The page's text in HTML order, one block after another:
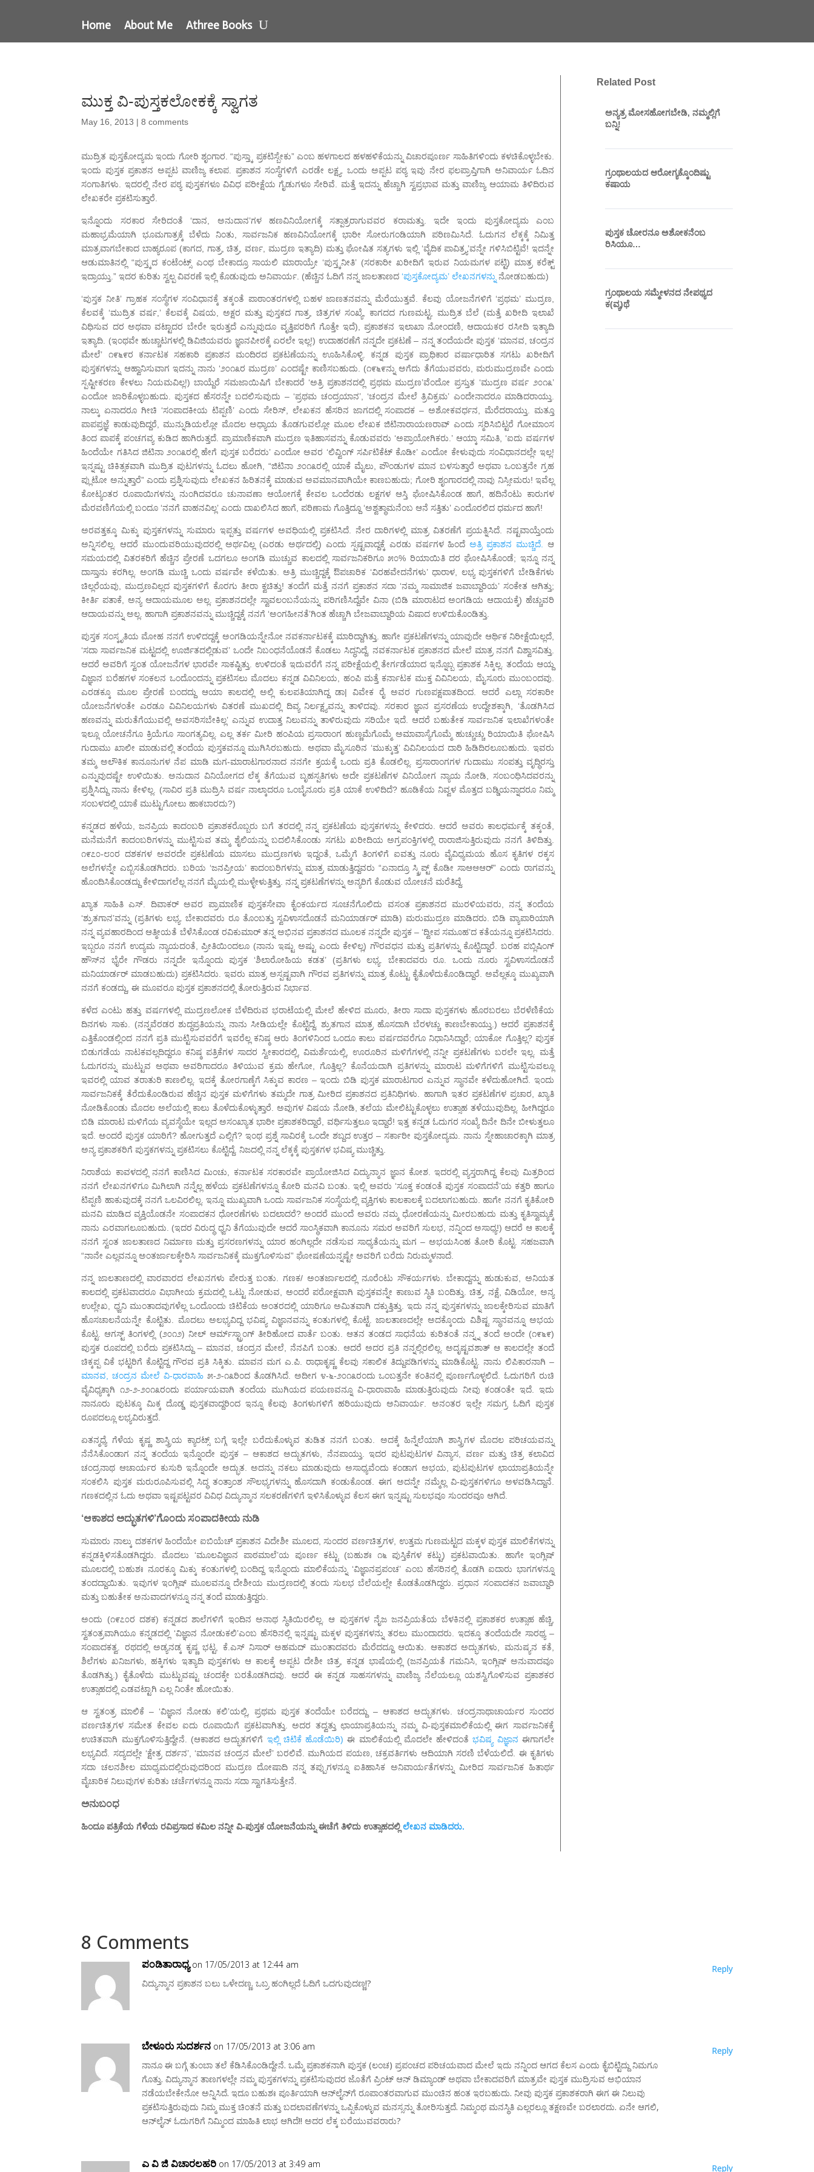
Home About Me Athree Books
ಮುಕ್ತ ವಿ-ಪುಸ್ತಕಲೋಕಕ್ಕೆ ಸ್ವಾಗತ
May 16, 2013 |8 comments
ಮುದ್ರಿತ ಪುಸ್ತಕೋದ್ಯಮ ಇಂದು ಗೋರಿ ಶೃಂಗಾರ. “ಪುಸ್ತ್ಕಾ ಪ್ರಕಟಿಸ್ಬೇಕು” ಎಂಬ ಹಳಗಾಲದ ಹಳಹಳಿಕೆಯನ್ನು ವಿಚಾರಪೂರ್ಣ ಸಾಹಿತಿಗಳಿಂದು ಕಳಚಿಕೊಳ್ಳಬೇಕು.
ಇಂದು ಪುಸ್ತಕ ಪ್ರಕಾಶನ ಅಪ್ಪಟ ವಾಣಿಜ್ಯ ಕಲಾಪ. ಪ್ರಕಾಶನ ಸಂಸ್ಥೆಗಳಿಗೆ ಎರಡೇ ಲಕ್ಷ್ಯ. ಒಂದು ಅಪ್ಪಟ ಪಠ್ಯ ಇವು ನೇರ ಫಲಪ್ರಾಪ್ತಿಗಾಗಿ ಅನಿವಾರ್ಯ ಓದಿನ
ಸಂಗಾತಿಗಳು. ಇದರಲ್ಲಿ ನೇರ ಪಠ್ಯ ಪುಸ್ತಕಗಳೂ ವಿವಿಧ ಪರೀಕ್ಷೆಯ ಗೈಡುಗಳೂ ಸೇರಿವೆ. ಮತ್ತೆ ಇದನ್ನು ಹೆಚ್ಚಾಗಿ ಸ್ವಪ್ರಭಾವ ಮತ್ತು ವಾಣಿಜ್ಯ ಆಯಾಮ ತಿಳಿದಿರುವ
ಲೇಖಕರೇ ಪ್ರಕಟಿಸುತ್ತಾರೆ.
ಇನ್ನೊಂದು ಸರಕಾರ ಸೇರಿದಂತೆ ‘ದಾನ, ಅನುದಾನ’ಗಳ ಹಣವಿನಿಯೋಗಕ್ಕೆ ಸತ್ಪಾತ್ರರಾಗುವವರ ಕರಾಮತ್ತು. ಇದೇ ಇಂದು ಪುಸ್ತಕೋದ್ಯಮ ಎಂಬ
ಮಹಾಭ್ರಮೆಯಾಗಿ ಭೂಮಗಾತ್ರಕ್ಕೆ ಬೆಳೆದು ನಿಂತು, ಸಾರ್ವಜನಿಕ ಹಣವಿನಿಯೋಗಕ್ಕೆ ಭಾರೀ ಸೋರುಗಂಡಿಯಾಗಿ ಪರಿಣಮಿಸಿದೆ. ಓದುಗನ ಲೆಕ್ಕಕ್ಕೆ ನಿಮಿತ್ತ
ಮಾತ್ರವಾಗಬೇಕಾದ ಬಾಹ್ಯರೂಪ (ಕಾಗದ, ಗಾತ್ರ, ಚಿತ್ರ, ವರ್ಣ, ಮುದ್ರಣ ಇತ್ಯಾದಿ) ಮತ್ತು ಘೋಷಿತ ಸತ್ಯಗಳು ಇಲ್ಲಿ ‘ವೈದಿಕ ಪಾವಿತ್ರ್ಯ’ವನ್ನೇ ಗಳಿಸಿಬಿಟ್ಟಿವೆ! ಇದನ್ನೇ
ಆಡುಮಾತಿನಲ್ಲಿ “ಪುಸ್ತ್ಕದ ಕಂಟೆಂಟ್ಸ್ ಎಂಥ ಬೇಕಾದ್ರೂ ಸಾಯಲಿ ಮಾರಾಯ್ರೇ ‘ಪುಸ್ತ್ಕನೀತಿ’ (ಸರಕಾರೀ ಖರೀದಿಗೆ ಇರುವ ನಿಯಮಗಳ ಪಟ್ಟಿ) ಮಾತ್ರ ಕರೆಕ್ಟ್
ಇದ್ರಾಯ್ತು.” ಇದರ ಕುರಿತು ಸ್ವಲ್ಪ ವಿವರಣೆ ಇಲ್ಲಿ ಕೊಡುವುದು ಅನಿವಾರ್ಯ. (ಹೆಚ್ಚಿನ ಓದಿಗೆ ನನ್ನ ಜಾಲತಾಣದ ‘ಪುಸ್ತಕೋದ್ಯಮ’ ಲೇಖನಗಳನ್ನು ನೋಡಬಹುದು)
‘ಪುಸ್ತಕ ನೀತಿ’ ಗ್ರಾಹಕ ಸಂಸ್ಥೆಗಳ ಸಂವಿಧಾನಕ್ಕೆ ತಕ್ಕಂತೆ ಪಾಠಾಂತರಗಳಲ್ಲಿ ಬಹಳ ಜಾಣತನವನ್ನು ಮೆರೆಯುತ್ತವೆ. ಕೆಲವು ಯೋಜನೆಗಳಿಗೆ ‘ಪ್ರಥಮ’ ಮುದ್ರಣ,
ಕೆಲವಕ್ಕೆ ‘ಮುದ್ರಿತ ವರ್ಷ,’ ಕೆಲವಕ್ಕೆ ವಿಷಯ, ಅಕ್ಷರ ಮತ್ತು ಪುಸ್ತಕದ ಗಾತ್ರ, ಚಿತ್ರಗಳ ಸಂಖ್ಯೆ, ಕಾಗದದ ಗುಣಮಟ್ಟ, ಮುದ್ರಿತ ಬೆಲೆ (ಮತ್ತೆ ಖರೀದಿ ಇಲಾಖೆ
ವಿಧಿಸುವ ದರ ಅಥವಾ ವಟ್ಟಾದರ ಬೇರೇ ಇರುತ್ತದೆ ಎನ್ನುವುದೂ ವೃತ್ತಿಪರರಿಗೆ ಗೊತ್ತೇ ಇದೆ), ಪ್ರಕಾಶಕನ ಇಲಾಖಾ ನೋಂದಣಿ, ಆದಾಯಕರ ರಸೀದಿ ಇತ್ಯಾದಿ
ಇತ್ಯಾದಿ. (ಇಂಥವೇ ಹುಚ್ಚಾಟಗಳಲ್ಲಿ ಡಿವಿಜಿಯವರು ಜ್ಞಾನಪೀಠಕ್ಕೆ ಏರಲೇ ಇಲ್ಲ!) ಉದಾಹರಣೆಗೆ ನನ್ನದೇ ಪ್ರಕಟಣೆ – ನನ್ನ ತಂದೆಯದೇ ಪುಸ್ತಕ ‘ಮಾನವ, ಚಂದ್ರನ
ಮೇಲೆ’ ೧೯೬೯ರ ಕರ್ನಾಟಕ ಸಹಕಾರಿ ಪ್ರಕಾಶನ ಮಂದಿರದ ಪ್ರಕಟಣೆಯನ್ನು ಊಹಿಸಿಕೊಳ್ಳಿ. ಕನ್ನಡ ಪುಸ್ತಕ ಪ್ರಾಧಿಕಾರ ವರ್ಷಾಧಾರಿತ ಸಗಟು ಖರೀದಿಗೆ
ಪುಸ್ತಕಗಳನ್ನು ಆಹ್ವಾನಿಸುವಾಗ ಇದನ್ನು ನಾನು ‘೨೦೧೩ರ ಮುದ್ರಣ’ ಎಂದಷ್ಟೇ ಕಾಣಿಸಬಹುದು. (೧೯೬೯ನ್ನು ಅಗೆದು ತೆಗೆಯುವವರು, ಮರುಮುದ್ರಣವೇ ಎಂದು
ಸ್ಪಷ್ಟೀಕರಣ ಕೇಳಲು ನಿಯಮವಿಲ್ಲ!) ಬಾಯ್ದೆರೆ ಸಮಜಾಯಿಷಿಗೆ ಬೇಕಾದರೆ ‘ಅತ್ರಿ ಪ್ರಕಾಶನದಲ್ಲಿ ಪ್ರಥಮ ಮುದ್ರಣ’ವೆಂದೋ ಪ್ರಸ್ತುತ ‘ಮುದ್ರಣ ವರ್ಷ ೨೦೧೩’
ಎಂದೋ ಜಾರಿಕೊಳ್ಳಬಹುದು. ಪುಸ್ತಕದ ಹೆಸರನ್ನೇ ಬದಲಿಸುವುದು – ‘ಪ್ರಥಮ ಚಂದ್ರಯಾನ’, ‘ಚಂದ್ರನ ಮೇಲೆ ತ್ರಿವಿಕ್ರಮ’ ಎಂದೇನಾದರೂ ಮಾಡಿದರಾಯ್ತು.
ನಾಲ್ಕು ಏನಾದರೂ ಗೀಚಿ ‘ಸಂಪಾದಕೀಯ ಟಿಪ್ಪಣಿ’ ಎಂದು ಸೇರಿಸ್, ಲೇಖಕನ ಹೆಸರಿನ ಜಾಗದಲ್ಲಿ ಸಂಪಾದಕ – ಅಶೋಕವರ್ಧನ, ಮೆರೆದರಾಯ್ತು. ಮತ್ತೂ
ಪಾಪಪ್ರಜ್ಞೆ ಕಾಡುವುದಿದ್ದರೆ, ಮುನ್ನುಡಿಯಲ್ಲೋ ಮೊದಲ ಅಧ್ಯಾಯ ತೊಡಗುವಲ್ಲೋ ಮೂಲ ಲೇಖಕ ಜಿಟಿನಾರಾಯಣರಾವ್ ಎಂದು ಸ್ಮರಿಸಿಬಿಟ್ಟರೆ ಗೋಮಾಂಸ
ತಿಂದ ಪಾಪಕ್ಕೆ ಪಂಚಗವ್ಯ ಕುಡಿದ ಹಾಗಿರುತ್ತದೆ. ಪ್ರಾಮಾಣಿಕವಾಗಿ ಮುದ್ರಣ ಇತಿಹಾಸವನ್ನು ಕೊಡುವವರು ‘ಅಪ್ರಾಯೋಗಿಕರು.’ ಆಯ್ಕಾ ಸಮಿತಿ, ‘ಐದು ವರ್ಷಗಳ
ಹಿಂದೆಯೇ ಗತಿಸಿದ ಜಿಟಿನಾ ೨೦೧೩ರಲ್ಲಿ ಹೇಗೆ ಪುಸ್ತಕ ಬರೆದರು’ ಎಂದೋ ಅವರ ‘ಲಿವ್ವಿಂಗ್ ಸರ್ಪಿಟಿಕೆಟ್ ಕೊಡೀ’ ಎಂದೋ ಕೇಳುವುದು ಸಂವಿಧಾನದಲ್ಲೇ ಇಲ್ಲ!
ಇನ್ನಷ್ಟು ಚಿಕಿತ್ಸಕವಾಗಿ ಮುದ್ರಿತ ಪುಟಗಳನ್ನು ಓದಲು ಹೋಗಿ, “ಜಿಟಿನಾ ೨೦೧೩ರಲ್ಲಿ ಯಾಕೆ ಮೈಲು, ಪೌಂಡುಗಳ ಮಾನ ಬಳಸುತ್ತಾರೆ ಅಥವಾ ಒಂಬತ್ತನೇ ಗ್ರಹ
ಪ್ಲುಟೋ ಅನ್ನುತ್ತಾರೆ” ಎಂದು ಪ್ರಶ್ನಿಸುವುದು ಲೇಖಕನ ಹಿರಿತನಕ್ಕೆ ಮಾಡುವ ಅವಮಾನವಾಗಿಯೇ ಕಾಣಬಹುದು; ಗೋರಿ ಶೃಂಗಾರದಲ್ಲಿ ನಾವು ನಿಸ್ಸೀಮರು! ಇವೆಲ್ಲ
ಕೋಟ್ಯಂತರ ರೂಪಾಯಿಗಳನ್ನು ನುಂಗಿದವರೂ ಚುನಾವಣಾ ಆಯೋಗಕ್ಕೆ ಕೇವಲ ಒಂದೆರಡು ಲಕ್ಷಗಳ ಆಸ್ತಿ ಘೋಷಿಸಿಕೊಂಡ ಹಾಗೆ, ಹದಿನೆಂಟು ಕಾರುಗಳ
ಮೆರವಣಿಗೆಯಲ್ಲಿ ಬಂದೂ ‘ನನಗೆ ವಾಹನವಿಲ್ಲ’ ಎಂದು ದಾಖಲಿಸಿದ ಹಾಗೆ, ಪರಿಣಾಮ ಗೊತ್ತಿದ್ದೂ ‘ಅಶ್ವತ್ಥಾಮನೆಂಬ ಆನೆ ಸತ್ತಿತು’ ಎಂದೊರಲಿದ ಧರ್ಮದ ಹಾಗೆ!
ಅರವತ್ತಕ್ಕೂ ಮಿಕ್ಕು ಪುಸ್ತಕಗಳನ್ನು ಸುಮಾರು ಇಪ್ಪತ್ತು ವರ್ಷಗಳ ಅವಧಿಯಲ್ಲಿ ಪ್ರಕಟಿಸಿದೆ. ನೇರ ದಾರಿಗಳಲ್ಲಿ ಮಾತ್ರ ವಿತರಣೆಗೆ ಪ್ರಯತ್ನಿಸಿದೆ. ನಷ್ಟವಾಯ್ತೆಂದು
ಅನ್ನಿಸಲಿಲ್ಲ. ಆದರೆ ಮುಂದುವರಿಯುವುದರಲ್ಲಿ ಅರ್ಥವಿಲ್ಲ (ಎರಡು ಅರ್ಥದಲ್ಲಿ) ಎಂದು ಸ್ಪಷ್ಟವಾದ್ದಕ್ಕೆ ಎರಡು ವರ್ಷಗಳ ಹಿಂದೆ ಅತ್ರಿ ಪ್ರಕಾಶನ ಮುಚ್ಚಿದೆ.
ಆ
ಸಮಯದಲ್ಲಿ ವಿತರಕರಿಗೆ ಹೆಚ್ಚಿನ ಪ್ರೇರಣೆ ಒದಗಲೂ ಅಂಗಡಿ ಮುಚ್ಚುವ ಕಾಲದಲ್ಲಿ ಸಾರ್ವಜನಿಕರಿಗೂ ೫೦% ರಿಯಾಯಿತಿ ದರ ಘೋಷಿಸಿಕೊಂಡೆ; ಇನ್ನೂ ನನ್ನ
ದಾಸ್ತಾನು ಕರಗಿಲ್ಲ. ಅಂಗಡಿ ಮುಚ್ಚಿ ಒಂದು ವರ್ಷವೇ ಕಳೆಯಿತು. ಅತ್ರಿ ಮುಚ್ಚಿದ್ದಕ್ಕೆ ಔಪಚಾರಿಕ ‘ವಿರಹವೇದನೆಗಳು’ ಧಾರಾಳ, ಲಭ್ಯ ಪುಸ್ತಕಗಳಿಗೆ ಬೇಡಿಕೆಗಳು
ಚಿಲ್ಲರೆಯವು, ಮುದ್ರಣವಿಲ್ಲದ ಪುಸ್ತಕಗಳಿಗೆ ಕೊರಗು ತೀರಾ ಕ್ವಚಿತ್ತು! ತಂದೆಗೆ ಮತ್ತೆ ನನಗೆ ಪ್ರಕಾಶನ ಸದಾ ‘ನಮ್ಮ ಸಾಮಾಜಿಕ ಜವಾಬ್ದಾರಿಯ’ ಸಂಕೇತ ಆಗಿತ್ತು;
ಕೀರ್ತಿ ಪತಾಕೆ, ಅನ್ಯ ಆದಾಯಮೂಲ ಅಲ್ಲ. ಪ್ರಕಾಶನದಲ್ಲೇ ಸ್ವಾವಲಂಬನೆಯನ್ನು ಪರಿಗಣಿಸಿದ್ದೆವೇ ವಿನಾ (ಬಿಡಿ ಮಾರಾಟದ ಅಂಗಡಿಯ ಆದಾಯಕ್ಕೆ) ಹೆಚ್ಚುವರಿ
ಆದಾಯವನ್ನು ಅಲ್ಲ. ಹಾಗಾಗಿ ಪ್ರಕಾಶನವನ್ನು ಮುಚ್ಚಿದ್ದಕ್ಕೆ ನನಗೆ ‘ಅಂಗಹೀನತೆ’ಗಿಂತ ಹೆಚ್ಚಾಗಿ ಬೇಜವಾಬ್ದಾರಿಯ ವಿಷಾದ ಉಳಿದುಕೊಂಡಿತ್ತು.
ಪುಸ್ತಕ ಸಂಸ್ಕೃತಿಯ ಮೋಹ ನನಗೆ ಉಳಿದದ್ದಕ್ಕೆ ಅಂಗಡಿಯನ್ನೇನೋ ನವಕರ್ನಾಟಕಕ್ಕೆ ಮಾರಿದ್ದಾಗಿತ್ತು. ಹಾಗೇ ಪ್ರಕಟಣೆಗಳನ್ನು ಯಾವುದೇ ಆರ್ಥಿಕ ನಿರೀಕ್ಷೆಯಿಲ್ಲದೆ,
‘ಸದಾ ಸಾರ್ವಜನಿಕ ಮಟ್ಟದಲ್ಲಿ ಊರ್ಜಿತದಲ್ಲಿಡುವ’ ಒಂದೇ ನಿಬಂಧನೆಯೊಡನೆ ಕೊಡಲು ಸಿದ್ಧನಿದ್ದೆ. ನವಕರ್ನಾಟಕ ಪ್ರಕಾಶನದ ಮೇಲೆ ಮಾತ್ರ ನನಗೆ ವಿಶ್ವಾಸವಿತ್ತು.
ಆದರೆ ಅವರಿಗೆ ಸ್ವಂತ ಯೋಜನೆಗಳ ಭಾರವೇ ಸಾಕಷ್ಟಿತ್ತು. ಉಳಿದಂತೆ ಇದುವರೆಗೆ ನನ್ನ ಪರೀಕ್ಷೆಯಲ್ಲಿ ತೇರ್ಗಡೆಯಾದ ಇನ್ನೊಬ್ಬ ಪ್ರಕಾಶಕ ಸಿಕ್ಕಿಲ್ಲ. ತಂದೆಯ ಆಯ್ದ
ವಿಜ್ಞಾನ ಬರೆಹಗಳ ಸಂಕಲನ ಒಂದೊಂದನ್ನು ಪ್ರಕಟಿಸಲು ಮೊದಲು ಕನ್ನಡ ವಿವಿನಿಲಯ, ಹಂಪಿ ಮತ್ತೆ ಕರ್ನಾಟಕ ಮುಕ್ತ ವಿವಿನಿಲಯ, ಮೈಸೂರು ಮುಂಬಂದವು.
ಎರಡಕ್ಕೂ ಮೂಲ ಪ್ರೇರಣೆ ಬಂದದ್ದು ಆಯಾ ಕಾಲದಲ್ಲಿ ಅಲ್ಲಿ ಕುಲಪತಿಯಾಗಿದ್ದ ಡಾ| ವಿವೇಕ ರೈ ಅವರ ಗುಣಪಕ್ಷಪಾತದಿಂದ. ಆದರೆ ಎಲ್ಲಾ ಸರಕಾರೀ
ಯೋಜನೆಗಳಂತೇ ಎರಡೂ ವಿವಿನಿಲಯಗಳು ವಿತರಣೆ ಮುಖದಲ್ಲಿ ದಿವ್ಯ ನಿರ್ಲಕ್ಷ್ಯವನ್ನು ತಾಳಿದವು. ಸರಕಾರ ಜ್ಞಾನ ಪ್ರಸರಣೆಯ ಉದ್ದೇಶಕ್ಕಾಗಿ, ‘ತೊಡಗಿಸಿದ
ಹಣವನ್ನು ಮರುತೆಗೆಯುವಲ್ಲಿ ಅವಸರಿಸಬೇಕಿಲ್ಲ’ ಎನ್ನುವ ಉದಾತ್ತ ನಿಲುವನ್ನು ತಾಳಿರುವುದು ಸರಿಯೇ ಇದೆ. ಆದರೆ ಬಹುತೇಕ ಸಾರ್ವಜನಿಕ ಇಲಾಖೆಗಳಂತೇ
ಇಲ್ಲೂ ಯೋಚನೆಗೂ ಕ್ರಿಯೆಗೂ ಸಾಂಗತ್ಯವಿಲ್ಲ. ಎಲ್ಲ ತರ್ಕ ಮೀರಿ ಹಂಪಿಯ ಪ್ರಸಾರಾಂಗ ಹುಣ್ಣಮೆಗೊಮ್ಮೆ ಅಮಾವಾಸ್ಯೆಗೊಮ್ಮೆ ಹುಚ್ಚುಚ್ಚು ರಿಯಾಯಿತಿ ಘೋಷಿಸಿ
ಗುದಾಮು ಖಾಲೀ ಮಾಡುವಲ್ಲಿ ತಂದೆಯ ಪುಸ್ತಕವನ್ನೂ ಮುಗಿಸಿರಬಹುದು. ಅಥವಾ ಮೈಸೂರಿನ ‘ಮುಕ್ಕುತ್ತ’ ವಿವಿನಿಲಯದ ದಾರಿ ಹಿಡಿದಿರಲೂಬಹುದು. ಇವರು
ತಮ್ಮ ಅಲೌಕಿಕ ಕಾನೂನುಗಳ ನೆಪ ಮಾಡಿ ಮಗ-ಮಾರಾಟಗಾರನಾದ ನನಗೇ ಕ್ರಯಕ್ಕೆ ಒಂದು ಪ್ರತಿ ಕೊಡಲಿಲ್ಲ. ಪ್ರಸಾರಾಂಗಗಳ ಗುದಾಮು ಸಂಪತ್ತು ವೃದ್ಧಿರಸ್ತು
ಎನ್ನುವುದಷ್ಟೇ ಉಳಿಯಿತು. ಅನುದಾನ ವಿನಿಯೋಗದ ಲೆಕ್ಕ ತೆಗೆಯುವ ಬೃಹಸ್ಪತಿಗಳು ಅದೇ ಪ್ರಕಟಣೆಗಳ ವಿನಿಯೋಗ ನ್ಯಾಯ ನೋಡಿ, ಸಂಬಂಧಿಸಿದವರನ್ನು
ಪ್ರಶ್ನಿಸಿದ್ದು ನಾನು ಕೇಳಿಲ್ಲ. (ಸಾವಿರ ಪ್ರತಿ ಮುದ್ರಿಸಿ ವರ್ಷ ನಾಲ್ಕಾದರೂ ಒಂಬೈನೂರು ಪ್ರತಿ ಯಾಕೆ ಉಳಿದಿದೆ? ಹೂಡಿಕೆಯ ನಿವ್ವಳ ಮೊತ್ತದ ಬಡ್ಡಿಯನ್ನಾದರೂ ನಿಮ್ಮ
ಸಂಬಳದಲ್ಲಿ ಯಾಕೆ ಮುಟ್ಟುಗೋಲು ಹಾಕಬಾರದು?)
ಕನ್ನಡದ ಹಳೆಯ, ಜನಪ್ರಿಯ ಕಾದಂಬರಿ ಪ್ರಕಾಶಕರೊಬ್ಬರು ಬಗೆ ತರದಲ್ಲಿ ನನ್ನ ಪ್ರಕಟಣೆಯ ಪುಸ್ತಕಗಳನ್ನು ಕೇಳಿದರು. ಆದರೆ ಅವರು ಕಾಲಧರ್ಮಕ್ಕೆ ತಕ್ಕಂತೆ,
ಮನೆಮನೆಗೆ ಕಾದಂಬರಿಗಳನ್ನು ಮುಟ್ಟಿಸುವ ತಮ್ಮ ಶೈಲಿಯನ್ನು ಬದಲಿಸಿಕೊಂಡು ಸಗಟು ಖರೀದಿಯ ಅಗ್ರಪಂಕ್ತಿಗಳಲ್ಲಿ ರಾರಾಜಿಸುತ್ತಿರುವುದು ನನಗೆ ತಿಳಿದಿತ್ತು.
೧೯೭೦-೮೦ರ ದಶಕಗಳ ಅವರದೇ ಪ್ರಕಟಣೆಯ ಮಾಸಲು ಮುದ್ರಣಗಳು ಇದ್ದಂತೆ, ಒಮ್ಮೆಗೆ ತಿಂಗಳಿಗೆ ಐವತ್ತು ನೂರು ವೈವಿಧ್ಯಮಯ ಹೊಸ ಕೃತಿಗಳ ರಕ್ಕಸ
ಅಲೆಗಳನ್ನೇ ಎಬ್ಬಿಸತೊಡಗಿದರು. ಬರಿಯ ‘ಜನಪ್ರೀಯ’ ಕಾದಂಬರಿಗಳನ್ನು ಮಾತ್ರ ಮಾಡುತ್ತಿದ್ದವರು “ಏನಾದ್ರೂ ಸ್ಕ್ರಿಪ್ಟ್ ಕೊಡೀ ಸಾಆಆಆರ್” ಎಂದು ರಾಗವನ್ನು
ಹೊಂದಿಸಿಕೊಂಡದ್ದು ಕೇಳಿದಾಗಲೆಲ್ಲ ನನಗೆ ಮೈಯಲ್ಲಿ ಮುಳ್ಳೇಳುತ್ತಿತ್ತು. ನನ್ನ ಪ್ರಕಟಣೆಗಳನ್ನು ಅನ್ಯರಿಗೆ ಕೊಡುವ ಯೋಚನೆ ಮರೆತಿದ್ದೆ.
ಖ್ಯಾತ ಸಾಹಿತಿ ಎಸ್. ದಿವಾಕರ್ ಅವರ ಪ್ರಾಮಾಣಿಕ ಪುಸ್ತಕಸೇವಾ ಕೈಂಕರ್ಯದ ಸೂಚನೆಗೊಲಿದು ವಸಂತ ಪ್ರಕಾಶನದ ಮುರಳಿಯವರು, ನನ್ನ ತಂದೆಯ
‘ಶ್ರುತಗಾನ’ವನ್ನು (ಪ್ರತಿಗಳು ಲಭ್ಯ. ಬೇಕಾದವರು ರೂ ತೊಂಬತ್ತು ಸ್ವವಿಳಾಸದೊಡನೆ ಮನಿಯಾರ್ಡರ್ ಮಾಡಿ) ಮರುಮುದ್ರಣ ಮಾಡಿದರು. ಬಿಡಿ ವ್ಯಾಪಾರಿಯಾಗಿ
ನನ್ನ ವ್ಯವಹಾರದಿಂದ ಆತ್ಮೀಯತೆ ಬೆಳೆಸಿಕೊಂಡ ರವಿಕುಮಾರ್ ತನ್ನ ಅಭಿನವ ಪ್ರಕಾಶನದ ಮೂಲಕ ನನ್ನದೇ ಪುಸ್ತಕ – ‘ದ್ವೀಪ ಸಮೂಹ’ದ ಕತೆಯನ್ನೂ ಪ್ರಕಟಿಸಿದರು.
ಇಬ್ಬರೂ ನನಗೆ ಉದ್ಯಮ ನ್ಯಾಯದಂತೆ, ಪ್ರೀತಿಯಿಂದಲೂ (ನಾನು ಇಷ್ಟು ಅಷ್ಟು ಎಂದು ಕೇಳಿಲ್ಲ) ಗೌರವಧನ ಮತ್ತು ಪ್ರತಿಗಳನ್ನು ಕೊಟ್ಟಿದ್ದಾರೆ. ಬರಹ ಪಬ್ಲಿಷಿಂಗ್
ಹೌಸ್‌ನ ಭೈರೇ ಗೌಡರು ನನ್ನದೇ ಇನ್ನೊಂದು ಪುಸ್ತಕ ‘ಶಿಲಾರೋಹಿಯ ಕಡತ’ (ಪ್ರತಿಗಳು ಲಭ್ಯ. ಬೇಕಾದವರು ರೂ. ಒಂದು ನೂರು ಸ್ವವಿಳಾಸದೊಡನೆ
ಮನಿಯಾರ್ಡರ್ ಮಾಡಬಹುದು) ಪ್ರಕಟಿಸಿದರು. ಇವರು ಮಾತ್ರ ಅಸ್ಪಷ್ಟವಾಗಿ ಗೌರವ ಪ್ರತಿಗಳನ್ನು ಮಾತ್ರ ಕೊಟ್ಟು ಕೈತೊಳೆದುಕೊಂಡಿದ್ದಾರೆ. ಅವೆಲ್ಲಕ್ಕೂ ಮುಖ್ಯವಾಗಿ
ನನಗೆ ಕಂಡದ್ದು, ಈ ಮೂವರೂ ಪುಸ್ತಕ ಪ್ರಕಾಶನದಲ್ಲಿ ತೋರುತ್ತಿರುವ ನಿರ್ಭಾವ.
ಕಳೆದ ಎಂಟು ಹತ್ತು ವರ್ಷಗಳಲ್ಲಿ ಮುದ್ರಣಲೋಕ ಬೆಳೆದಿರುವ ಭರಾಟೆಯಲ್ಲಿ ಮೇಲೆ ಹೇಳಿದ ಮೂರು, ತೀರಾ ಸಾದಾ ಪುಸ್ತಕಗಳು ಹೊರಬರಲು ಬೆರಳೆಣಿಕೆಯ
ದಿನಗಳು ಸಾಕು. (ನನ್ನವೆರಡರ ಶುದ್ಧಪ್ರತಿಯನ್ನು ನಾನು ಸೀಡಿಯಲ್ಲೇ ಕೊಟ್ಟಿದ್ದೆ. ಶ್ರುತಗಾನ ಮಾತ್ರ ಹೊಸದಾಗಿ ಬೆರಳಚ್ಚು ಕಾಣಬೇಕಾಯ್ತು.) ಆದರೆ ಪ್ರಕಾಶನಕ್ಕೆ
ಎತ್ತಿಕೊಂಡಲ್ಲಿಂದ ನನಗೆ ಪ್ರತಿ ಮುಟ್ಟಿಸುವವರೆಗೆ ಇವರೆಲ್ಲ ಕನಿಷ್ಠ ಆರು ತಿಂಗಳಿನಿಂದ ಒಂದೂ ಕಾಲು ವರ್ಷದವರೆಗೂ ನಿಧಾನಿಸಿದ್ದಾರೆ; ಯಾಕೋ ಗೊತ್ತಿಲ್ಲ? ಪುಸ್ತಕ
ಬಿಡುಗಡೆಯ ನಾಟಕವಲ್ಲದಿದ್ದರೂ ಕನಿಷ್ಠ ಪತ್ರಿಕೆಗಳ ಸಾದರ ಸ್ವೀಕಾರದಲ್ಲಿ, ವಿಮರ್ಶೆಯಲ್ಲಿ, ಊರೂರಿನ ಮಳಿಗೆಗಳಲ್ಲಿ ನನ್ನೀ ಪ್ರಕಟಣೆಗಳು ಬರಲೇ ಇಲ್ಲ. ಮತ್ತೆ
ಓದುಗರನ್ನು ಮುಟ್ಟುವ ಅಥವಾ ಅವರಿಗಾದರೂ ತಿಳಿಯುವ ಕ್ರಮ ಹೇಗೋ, ಗೊತ್ತಿಲ್ಲ? ಕೊನೆಯದಾಗಿ ಪ್ರತಿಗಳನ್ನು ಮಾರಾಟ ಮಳಿಗೆಗಳಿಗೆ ಮುಟ್ಟಿಸುವಲ್ಲೂ
ಇವರಲ್ಲಿ ಯಾವ ತರಾತುರಿ ಕಾಣಲಿಲ್ಲ. ಇದಕ್ಕೆ ತೋರಗಾಣ್ಕೆಗೆ ಸಿಕ್ಕುವ ಕಾರಣ – ಇಂದು ಬಿಡಿ ಪುಸ್ತಕ ಮಾರಾಟಗಾರ ಎನ್ನುವ ಸ್ಥಾನವೇ ಕಳೆದುಹೋಗಿದೆ. ಇಂದು
ಸಾರ್ವಜನಿಕಕ್ಕೆ ತೆರೆದುಕೊಂಡಿರುವ ಹೆಚ್ಚಿನ ಪುಸ್ತಕ ಮಳಿಗೆಗಳು ತಮ್ಮದೇ ಗಾತ್ರ ಮೀರಿದ ಪ್ರಕಾಶನದ ಪ್ರತಿನಿಧಿಗಳು. ಹಾಗಾಗಿ ಇತರ ಪ್ರಕಟಣೆಗಳ ಪ್ರಚಾರ, ಖ್ಯಾತಿ
ನೋಡಿಕೊಂಡು ಮೊದಲ ಅಲೆಯಲ್ಲಿ ಕಾಲು ತೊಳೆದುಕೊಳ್ಳುತ್ತಾರೆ. ಅವುಗಳ ವಿಷಯ ನೋಡಿ, ತಲೆಯ ಮೇಲಿಟ್ಟುಕೊಳ್ಳಲು ಉತ್ಸಾಹ ತಳೆಯುವುದಿಲ್ಲ. ಹೀಗಿದ್ದರೂ
ಬಿಡಿ ಮಾರಾಟ ಮಳಿಗೆಯ ವ್ಯವಸ್ಥೆಯೇ ಇಲ್ಲದ ಅಸಂಖ್ಯಾತ ಭಾರೀ ಪ್ರಕಾಶಕರಿದ್ದಾರೆ, ವರ್ಧಿಸುತ್ತಲೂ ಇದ್ದಾರೆ! ಇತ್ತ ಕನ್ನಡ ಓದುಗರ ಸಂಖ್ಯೆ ದಿನೇ ದಿನೇ ಬೀಳುತ್ತಲೂ
ಇದೆ. ಅಂದರೆ ಪುಸ್ತಕ ಯಾರಿಗೆ? ಹೋಗುತ್ತದೆ ಎಲ್ಲಿಗೆ? ಇಂಥ ಪ್ರಶ್ನೆ ಸಾವಿರಕ್ಕೆ ಒಂದೇ ಶಬ್ದದ ಉತ್ತರ – ಸರ್ಕಾರೀ ಪುಸ್ತಕೋದ್ಯಮ. ನಾನು ಸ್ನೇಹಾಚಾರಕ್ಕಾಗಿ ಮಾತ್ರ
ಅನ್ಯ ಪ್ರಕಾಶಕರಿಗೆ ಪುಸ್ತಕಗಳನ್ನು ಪ್ರಕಟಿಸಲು ಕೊಟ್ಟಿದ್ದೆ. ನಿಜದಲ್ಲಿ ನನ್ನ ಲೆಕ್ಕಕ್ಕೆ ಪುಸ್ತಕಗಳ ಭವಿಷ್ಯ ಮುಚ್ಚಿತ್ತು.
ನಿರಾಶೆಯ ಕಾವಳದಲ್ಲಿ ನನಗೆ ಕಾಣಿಸಿದ ಮಿಂಚು, ಕರ್ನಾಟಕ ಸರಕಾರವೇ ಪ್ರಾಯೋಜಿಸಿದ ವಿದ್ಯುನ್ಮಾನ ಜ್ಞಾನ ಕೋಶ. ಇದರಲ್ಲಿ ವ್ಯಸ್ತರಾಗಿದ್ದ ಕೆಲವು ಮಿತ್ರರಿಂದ
ನನಗೆ ಲೇಖನಗಳಿಗೂ ಮಿಗಿಲಾಗಿ ನನ್ನೆಲ್ಲ ಹಳೆಯ ಪ್ರಕಟಣೆಗಳನ್ನೂ ಕೋರಿ ಮನವಿ ಬಂತು. ಇಲ್ಲಿ ಅವರು ‘ಸೂಕ್ತ ಕಂಡಂತೆ ಪುಸ್ತಕ ಸಂಪಾದನೆ’ಯ ಕತ್ತರಿ ಹಾಗೂ
ಟಿಪ್ಪಣಿ ಹಾಕುವುದಕ್ಕೆ ನನಗೆ ಒಲವಿರಲಿಲ್ಲ. ಇನ್ನೂ ಮುಖ್ಯವಾಗಿ ಒಂದು ಸಾರ್ವಜನಿಕ ಸಂಸ್ಥೆಯಲ್ಲಿ ವ್ಯಕ್ತಿಗಳು ಕಾಲಕಾಲಕ್ಕೆ ಬದಲಾಗಬಹುದು. ಹಾಗೇ ನನಗೆ ಕೃತಿಕೋರಿ
ಮನವಿ ಮಾಡಿದ ವ್ಯಕ್ತಿಯೊಡನೇ ಸಂಪಾದಕನ ಧೋರಣೆಗಳು ಬದಲಾದರೆ? ಅಂದರೆ ಮುಂದೆ ಅವರು ನಮ್ಮ ಧೋರಣೆಯನ್ನು ಮೀರಬಹುದು ಮತ್ತು ಕೃತಿಸ್ವಾಮ್ಯಕ್ಕೆ
ನಾನು ಎರವಾಗಲೂಬಹುದು. (ಇದರ ವಿರುದ್ಧ ಧ್ವನಿ ತೆಗೆಯುವುದೇ ಆದರೆ ಸಾಂಸ್ಥಿಕವಾಗಿ ಕಾನೂನು ಸಮರ ಅವರಿಗೆ ಸುಲಭ, ನನ್ನಿಂದ ಅಸಾಧ್ಯ!) ಆದರೆ ಆ ಕಾಲಕ್ಕೆ
ನನಗೆ ಸ್ವಂತ ಜಾಲತಾಣದ ನಿರ್ಮಾಣ ಮತ್ತು ಪ್ರಸರಣಗಳನ್ನು ಯಾರ ಹಂಗಿಲ್ಲದೇ ನಡೆಸುವ ಸಾಧ್ಯತೆಯನ್ನು ಮಗ – ಅಭಯಸಿಂಹ ತೋರಿ ಕೊಟ್ಟ. ಸಹಜವಾಗಿ
“ನಾನೇ ಎಲ್ಲವನ್ನೂ ಅಂತರ್ಜಾಲಕ್ಕೇರಿಸಿ ಸಾರ್ವಜನಿಕಕ್ಕೆ ಮುಕ್ತಗೊಳಿಸುವ” ಘೋಷಣೆಯನ್ನಷ್ಟೇ ಅವರಿಗೆ ಬರೆದು ನಿರುಮ್ಮಳನಾದೆ.
ನನ್ನ ಜಾಲತಾಣದಲ್ಲಿ ವಾರವಾರದ ಲೇಖನಗಳು ಪೇರುತ್ತ ಬಂತು. ಗಣಕ/ ಅಂತರ್ಜಾಲದಲ್ಲಿ ನೂರೆಂಟು ಸೌಕರ್ಯಗಳು. ಬೇಕಾದ್ದನ್ನು ಹುಡುಕುವ, ಅನಿಯತ
ಕಾಲದಲ್ಲಿ ಪ್ರಕಟವಾದರೂ ವಿಭಾಗೀಯ ಕ್ರಮದಲ್ಲಿ ಒಟ್ಟು ನೋಡುವ, ಅಂದರೆ ಪರೋಕ್ಷವಾಗಿ ಪುಸ್ತಕವನ್ನೇ ಕಾಣುವ ಸ್ಥಿತಿ ಬಂದಿತ್ತು. ಚಿತ್ರ, ನಕ್ಷೆ, ವಿಡಿಯೋ, ಅನ್ಯ
ಉಲ್ಲೇಖ, ಧ್ವನಿ ಮುಂತಾದವುಗಳೆಲ್ಲ ಒಂದೊಂದು ಚಿಟಿಕೆಯ ಅಂತರದಲ್ಲಿ ಯಾರಿಗೂ ಅಮಿತವಾಗಿ ದಕ್ಕುತ್ತಿತ್ತು. ಇದು ನನ್ನ ಪುಸ್ತಕಗಳನ್ನು ಜಾಲಕ್ಕೇರಿಸುವ ಮಾತಿಗೆ
ಹೊಸಚಾಲನೆಯನ್ನೇ ಕೊಟ್ಟಿತು. ಮೊದಲು ಅಲಭ್ಯವಿದ್ದ ಭವಿಷ್ಯ ವಿಜ್ಞಾನವನ್ನು ಕಂತುಗಳಲ್ಲಿ ಕೊಟ್ಟೆ. ಜಾಲತಾಣದಲ್ಲೇ ಅದಕ್ಕೊಂದು ವಿಶಿಷ್ಟ ಸ್ಥಾನವನ್ನೂ ಅಭಯ
ಕೊಟ್ಟ. ಆಗಸ್ಟ್ ತಿಂಗಳಲ್ಲಿ (೨೦೧೨) ನೀಲ್ ಆರ್ಮ್‌ಸ್ಟ್ರಾಂಗ್ ತೀರಿಹೋದ ವಾರ್ತೆ ಬಂತು. ಆತನ ತಂಡದ ಸಾಧನೆಯ ಕುರಿತಂತೆ ನನ್ನ್ನ ತಂದೆ ಅಂದೇ (೧೯೬೯)
ಪುಸ್ತಕ ರೂಪದಲ್ಲಿ ಬರೆದು ಪ್ರಕಟಿಸಿದ್ದು – ಮಾನವ, ಚಂದ್ರನ ಮೇಲೆ, ನೆನಪಿಗೆ ಬಂತು. ಆದರೆ ಅದರ ಪ್ರತಿ ನನ್ನಲ್ಲಿರಲಿಲ್ಲ. ಅದೃಷ್ಟವಶಾತ್ ಆ ಕಾಲದಲ್ಲೇ ತಂದೆ
ಚಿಕ್ಕಪ್ಪ ವಿಕೆ ಭಟ್ಟರಿಗೆ ಕೊಟ್ಟಿದ್ದ ಗೌರವ ಪ್ರತಿ ಸಿಕ್ಕಿತು. ಮಾವನ ಮಗ ಎ.ಪಿ. ರಾಧಾಕೃಷ್ಣ ಕೆಲವು ಸಕಾಲಿಕ ತಿದ್ದುಪಡಿಗಳನ್ನು ಮಾಡಿಕೊಟ್ಟ. ನಾನು ಲಿಪಿಕಾರನಾಗಿ –
ಮಾನವ, ಚಂದ್ರನ ಮೇಲೆ ವಿ-ಧಾರವಾಹಿ ೫-೨-೧೩ರಿಂದ ತೊಡಗಿಸಿದೆ. ಅದೀಗ ೪-೬-೨೦೧೩ರಂದು ಒಂಬತ್ತನೇ ಕಂತಿನಲ್ಲಿ ಪೂರ್ಣಗೊಳ್ಳಲಿದೆ. ಓದುಗರಿಗೆ ರುಚಿ
ವೈವಿಧ್ಯಕ್ಕಾಗಿ ೧೨-೨-೨೦೧೩ರಂದು ಪರ್ಯಾಯವಾಗಿ ತಂದೆಯ ಮುಗಿಯದ ಪಯಣವನ್ನೂ ವಿ-ಧಾರಾವಾಹಿ ಮಾಡುತ್ತಿರುವುದು ನೀವು ಕಂಡಂತೇ ಇದೆ. ಇದು
ನಾನೂರು ಪುಟಕ್ಕೂ ಮಿಕ್ಕ ದೊಡ್ಡ ಪುಸ್ತಕವಾದ್ದರಿಂದ ಇನ್ನೂ ಕೆಲವು ತಿಂಗಳುಗಳಿಗೆ ಹರಿಯುವುದು ಅನಿವಾರ್ಯ. ಅನಂತರ ಇಲ್ಲೇ ಸಮಗ್ರ ಓದಿಗೆ ಪುಸ್ತಕ
ರೂಪದಲ್ಲೂ ಲಭ್ಯವಿರುತ್ತದೆ.
ಏತನ್ಮಧ್ಯೆ ಗೆಳೆಯ ಕೃಷ್ಣ ಶಾಸ್ತ್ರಿಯ ಕ್ಯಾರಟ್ಸ್ ಬಗ್ಗೆ ಇಲ್ಲೇ ಬರೆದುಕೊಳ್ಳುವ ತುಡಿತ ನನಗೆ ಬಂತು. ಅದಕ್ಕೆ ಹಿನ್ನೆಲೆಯಾಗಿ ಶಾಸ್ತ್ರಿಗಳ ಮೊದಲ ಪರಿಚಯವನ್ನು
ನೆನೆಸಿಕೊಂಡಾಗ ನನ್ನ ತಂದೆಯ ಇನ್ನೊಂದೇ ಪುಸ್ತಕ – ಆಕಾಶದ ಅದ್ಭುತಗಳು, ನೆನಪಾಯ್ತು. ಇದರ ಪುಟಪುಟಗಳ ವಿನ್ಯಾಸ, ವರ್ಣ ಮತ್ತು ಚಿತ್ರ ಕಲಾವಿದ
ಚಂದ್ರನಾಥ ಆಚಾರ್ಯರ ಕುಸುರಿ ಇನ್ನೊಂದೇ ಅದ್ಭುತ. ಅದನ್ನು ನಕಲು ಮಾಡುವುದು ಅಸಾಧ್ಯವೆಂದು ಕಂಡಾಗ ಅಭಯ, ಪುಟಪುಟಗಳ ಛಾಯಾಪ್ರತಿಯನ್ನೇ
ಸಂಕಲಿಸಿ ಪುಸ್ತಕ ಮರುರೂಪಿಸುವಲ್ಲಿ ಸಿದ್ಧ ತಂತ್ರಾಂಶ ಸೌಲಭ್ಯಗಳನ್ನು ಹೊಸದಾಗಿ ಕಂಡುಕೊಂಡ. ಈಗ ಅದನ್ನೇ ನಮ್ಮೆಲ್ಲ ವಿ-ಪುಸ್ತಕಗಳಿಗೂ ಅಳವಡಿಸಿದ್ದಾನೆ.
ಗಣಕದಲ್ಲಿನ ಓದು ಅಥವಾ ಇಷ್ಟಪಟ್ಟವರ ವಿವಿಧ ವಿದ್ಯುನ್ಮಾನ ಸಲಕರಣೆಗಳಿಗೆ ಇಳಿಸಿಕೊಳ್ಳುವ ಕೆಲಸ ಈಗ ಇನ್ನಷ್ಟು ಸುಲಭವೂ ಸುಂದರವೂ ಆಗಿದೆ.
‘ಆಕಾಶದ ಅದ್ಭುತಗಳಿ’ಗೊಂದು ಸಂಪಾದಕೀಯ ನುಡಿ
ಸುಮಾರು ನಾಲ್ಕು ದಶಕಗಳ ಹಿಂದೆಯೇ ಐಬಿಯೆಚ್ ಪ್ರಕಾಶನ ವಿದೇಶೀ ಮೂಲದ, ಸುಂದರ ವರ್ಣಚಿತ್ರಗಳ, ಉತ್ತಮ ಗುಣಮಟ್ಟದ ಮಕ್ಕಳ ಪುಸ್ತಕ ಮಾಲಿಕೆಗಳನ್ನು
ಕನ್ನಡಕ್ಕಿಳಿಸತೊಡಗಿದ್ದರು. ಮೊದಲು ‘ಮೂಲವಿಜ್ಞಾನ ಪಾಠಮಾಲೆ’ಯ ಪೂರ್ಣ ಕಟ್ಟು (ಬಹುಶಃ ೧೬ ಪುಸ್ತಿಕೆಗಳ ಕಟ್ಟು) ಪ್ರಕಟವಾಯಿತು. ಹಾಗೇ ಇಂಗ್ಲಿಷ್
ಮೂಲದಲ್ಲಿ ಬಹುಶಃ ನೂರಕ್ಕೂ ಮಿಕ್ಕು ಕಂತುಗಳಲ್ಲಿ ಬಂದಿದ್ದ ಇನ್ನೊಂದು ಮಾಲಿಕೆಯನ್ನು ‘ವಿಜ್ಞಾನಪ್ರಪಂಚ’ ಎಂಬ ಹೆಸರಿನಲ್ಲಿ ತೊಡಗಿ ಐದಾರು ಭಾಗಗಳನ್ನೂ
ತಂದದ್ದಾಯಿತು. ಇವುಗಳ ಇಂಗ್ಲಿಷ್ ಮೂಲವನ್ನೂ ದೇಶೀಯ ಮುದ್ರಣದಲ್ಲಿ ತಂದು ಸುಲಭ ಬೆಲೆಯಲ್ಲೇ ಕೊಡತೊಡಗಿದ್ದರು. ಪ್ರಧಾನ ಸಂಪಾದಕನ ಜವಾಬ್ದಾರಿ
ಮತ್ತು ಬಹುತೇಕ ಅನುವಾದಗಳನ್ನೂ ನನ್ನ ತಂದೆ ಮಾಡುತ್ತಿದ್ದರು.
ಅಂದು (೧೯೭೦ರ ದಶಕ) ಕನ್ನಡದ ಶಾಲೆಗಳಿಗೆ ಇಂದಿನ ಅನಾಥ ಸ್ಥಿತಿಯಿರಲಿಲ್ಲ. ಆ ಪುಸ್ತಕಗಳ ನೈಜ ಜನಪ್ರಿಯತೆಯ ಬೆಳಕಿನಲ್ಲಿ ಪ್ರಕಾಶಕರ ಉತ್ಸಾಹ ಹೆಚ್ಚಿ,
ಸ್ವತಂತ್ರವಾಗಿಯೂ ಕನ್ನಡದಲ್ಲಿ ‘ವಿಜ್ಞಾನ ನೋಡುಕಲಿ’ಎಂಬ ಹೆಸರಿನಲ್ಲಿ ಇನ್ನಷ್ಟು ಮಕ್ಕಳ ಪುಸ್ತಕಗಳನ್ನು ತರಲು ಮುಂದಾದರು. ಇದಕ್ಕೂ ತಂದೆಯದೇ ಸಾರಥ್ಯ –
ಸಂಪಾದಕತ್ವ. ರಥದಲ್ಲಿ ಅಡ್ಯನಡ್ಕ ಕೃಷ್ಣ ಭಟ್ಟ, ಕೆ.ಎಸ್ ನಿಸಾರ್ ಅಹಮದ್ ಮುಂತಾದವರು ಮೆರೆದದ್ದೂ ಆಯಿತು. ಆಕಾಶದ ಅದ್ಭುತಗಳು, ಮನುಷ್ಯನ ಕತೆ,
ಶಿಲೆಗಳು ಖನಿಜಗಳು, ಹಕ್ಕಿಗಳು ಇತ್ಯಾದಿ ಪುಸ್ತಕಗಳು ಆ ಕಾಲಕ್ಕೆ ಅಪ್ಪಟ ದೇಶೀ ಚಿತ್ರ, ಕನ್ನಡ ಭಾಷೆಯಲ್ಲಿ (ಜನಪ್ರಿಯತೆ ಗಮನಿಸಿ, ಇಂಗ್ಲಿಷ್ ಅನುವಾದವೂ
ತೊಡಗಿತ್ತು.) ಕೈತೊಳೆದು ಮುಟ್ಟುವಷ್ಟು ಚಂದಕ್ಕೇ ಬರತೊಡಗಿದವು. ಆದರೆ ಈ ಕನ್ನಡ ಸಾಹಸಗಳನ್ನು ವಾಣಿಜ್ಯ ನೆಲೆಯಲ್ಲೂ ಯಶಸ್ವಿಗೊಳಿಸುವ ಪ್ರಕಾಶಕರ
ಉತ್ಸಾಹದಲ್ಲಿ ಎಡವಟ್ಟಾಗಿ ಎಲ್ಲ ನಿಂತೇ ಹೋಯಿತು.
ಆ ಸ್ವತಂತ್ರ ಮಾಲಿಕೆ – ‘ವಿಜ್ಞಾನ ನೋಡು ಕಲಿ’ಯಲ್ಲಿ, ಪ್ರಥಮ ಪುಸ್ತಕ ತಂದೆಯೇ ಬರೆದದ್ದು – ಆಕಾಶದ ಅದ್ಭುತಗಳು. ಚಂದ್ರನಾಥಾಚಾರ್ಯರ ಸುಂದರ
ವರ್ಣಚಿತ್ರಗಳ ಸಮೇತ ಕೇವಲ ಐದು ರೂಪಾಯಿಗೆ ಪ್ರಕಟವಾಗಿತ್ತು. ಅದರ ತದ್ವತ್ತು ಛಾಯಾಪ್ರತಿಯನ್ನು ನಮ್ಮ ವಿ-ಪುಸ್ತಕಮಾಲಿಕೆಯಲ್ಲಿ ಈಗ ಸಾರ್ವಜನಿಕಕ್ಕೆ
ಉಚಿತವಾಗಿ ಮುಕ್ತಗೊಳಿಸುತ್ತಿದ್ದೇನೆ. (ಆಕಾಶದ ಅದ್ಭುತಗಳಿಗೆ ಇಲ್ಲಿ ಚಿಟಿಕೆ ಹೊಡೆಯಿರಿ) ಈ ಮಾಲಿಕೆಯಲ್ಲಿ ಮೊದಲೇ ಹೇಳಿದಂತೆಭವಿಷ್ಯ ವಿಜ್ಞಾನ ಈಗಾಗಲೇ
ಲಭ್ಯವಿದೆ. ಸದ್ಯದಲ್ಲೇ ‘ಕ್ಷೇತ್ರ ದರ್ಶನ’, ‘ಮಾನವ ಚಂದ್ರನ ಮೇಲೆ’ ಬರಲಿವೆ. ಮುಗಿಯದ ಪಯಣ, ಚಕ್ರವರ್ತಿಗಳು ಆದಿಯಾಗಿ ಸರಣಿ ಬೆಳೆಯಲಿದೆ. ಈ ಕೃತಿಗಳು
ಸದಾ ಚಲನಶೀಲ ಮಾಧ್ಯಮದಲ್ಲಿರುವುದರಿಂದ ಮುದ್ರಣ ದೋಷಾದಿ ನನ್ನ ತಪ್ಪುಗಳನ್ನೂ ಐತಿಹಾಸಿಕ ಅನಿವಾರ್ಯತೆಗಳನ್ನು ಮೀರಿದ ಸಾರ್ವಜನಿಕ ಹಿತಾರ್ಥ
ವೈಚಾರಿಕ ನಿಲುವುಗಳ ಕುರಿತು ಚರ್ಚೆಗಳನ್ನೂ ನಾನು ಸದಾ ಸ್ವಾಗತಿಸುತ್ತೇನೆ.
ಅನುಬಂಧ
ಹಿಂದೂ ಪತ್ರಿಕೆಯ ಗೆಳೆಯ ರವಿಪ್ರಸಾದ ಕಮಿಲ ನನ್ನೀ ವಿ-ಪುಸ್ತಕ ಯೋಜನೆಯನ್ನು ಈಚೆಗೆ ತಿಳಿದು ಉತ್ಸಾಹದಲ್ಲಿಲೇಖನ ಮಾಡಿದರು.
Related Post
ಅನ್ಯತ್ರ ಮೋಸಹೋಗಬೇಡಿ, ನಮ್ಮಲ್ಲಿಗೆ
ಬನ್ನಿ!
ಗ್ರಂಥಾಲಯದ ಆರೋಗ್ಯಕ್ಕೊಂದಿಷ್ಟು
ಕಷಾಯ
ಪುಸ್ತಕ ಚೋರನೂ ಅಶೋಕನೆಂಬ
ರಿಸಿಯೂ…
ಗ್ರಂಥಾಲಯ ಸಮ್ಮೇಳನದ ನೇಪಥ್ಯದ
ಕ(ವ್ಯ)ಥೆ
8 Comments
ಪಂಡಿತಾರಾಧ್ಯ on 17/05/2013 at 12:44 am
ವಿದ್ಯುನ್ಮಾನ ಪ್ರಕಾಶನ ಬಲು ಒಳೇದಣ್ಣ. ಒಬ್ರ ಹಂಗಿಲ್ಲದೆ ಓದಿಗೆ ಒದಗುವುದಣ್ಣ!?
Reply
ಬೇಳೂರು ಸುದರ್ಶನ on 17/05/2013 at 3:06 am
ನಾನೂ ಈ ಬಗ್ಗೆ ತುಂಬಾ ತಲೆ ಕೆಡಿಸಿಕೊಂಡಿದ್ದೇನೆ. ಒಮ್ಮೆ ಪ್ರಕಾಶಕನಾಗಿ ಪುಸ್ತಕ (ಲಂಚ) ಪ್ರಪಂಚದ ಪರಿಚಯವಾದ ಮೇಲೆ ಇದು ನನ್ನಿಂದ ಆಗದ ಕೆಲಸ ಎಂದು ಕೈಬಿಟ್ಟಿದ್ದು ನಿಮಗೂ
ಗೊತ್ತು. ವಿದ್ಯುನ್ಮಾನ ತಾಣಗಳಲ್ಲೇ ನಮ್ಮ ಪುಸ್ತಕಗಳನ್ನು ಪ್ರಕಟಿಸುವುದರ ಜೊತೆಗೆ ಪ್ರಿಂಟ್‌ ಆನ್‌ ಡಿಮ್ಯಾಂಡ್ ಅಥವಾ ಬೇಕಾದವರಿಗೆ ಮಾತ್ರವೇ ಪುಸ್ತಕ ಮುದ್ರಿಸುವ ಅಭಿಯಾನ
ನಡೆಯಬೇಕೇನೋ ಅನ್ನಿಸಿದೆ. ಇದೂ ಬಹುಶಃ ಪೂರ್ತಿಯಾಗಿ ಆನ್‌ಲೈನ್‌ಗೆ ರೂಪಾಂತರವಾಗುವ ಮುಂಚಿನ ಹಂತ ಇರಬಹುದು. ನೀವು ಪುಸ್ತಕ ಪ್ರಕಾಶಕರಾಗಿ ಈಗ ಈ ನಿಲುವು
ಪ್ರಕಟಿಸುತ್ತಿರುವುದು ನಿಮ್ಮ ಮುಕ್ತ ಚಿಂತನೆ ಮತ್ತು ಬದಲಾವಣೆಗಳನ್ನು ಒಪ್ಪಿಕೊಳ್ಳುವ ಮನಸ್ಸನ್ನು ತೋರಿಸುತ್ತದೆ. ನಿಮ್ಮಂಥ ಮನಸ್ಥಿತಿ ಎಲ್ಲರಲ್ಲೂ ತಕ್ಷಣವೇ ಬರಲಾರದು. ಏನೇ ಆಗಲಿ,
ಆನ್‌ಲೈನ್‌ ಓದುಗರಿಗೆ ನಿಮ್ಮಿಂದ ಮಾಹಿತಿ ಲಾಭ ಆಗಿದೆ!! ಅದರ ಲೆಕ್ಕ ಬರೆಯುವವರಾರು?
Reply
ಎ ವಿ ಜಿ ವಿಚಾರಲಹರಿ on 17/05/2013 at 3:49 am Reply